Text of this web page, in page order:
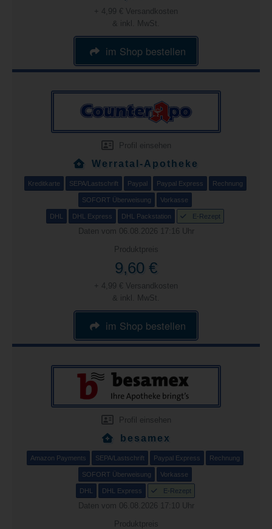
+ 4,99 € Versandkosten
& inkl. MwSt.
im Shop bestellen
Profil einsehen
Werratal-Apotheke
Kreditkarte SEPA/Lastschrift Paypal Paypal Express Rechnung
SOFORT Überweisung Vorkasse
DHL DHL Express DHL Packstation E-Rezept
Daten vom 06.08.2026 17:16 Uhr
Produktpreis
9,60 €
+ 4,99 € Versandkosten
& inkl. MwSt.
im Shop bestellen
Profil einsehen
besamex
Amazon Payments SEPA/Lastschrift Paypal Express Rechnung
SOFORT Überweisung Vorkasse
DHL DHL Express E-Rezept
Daten vom 06.08.2026 17:10 Uhr
Produktpreis